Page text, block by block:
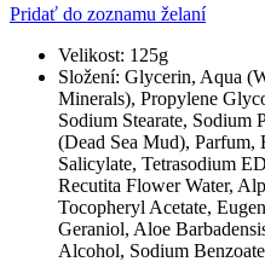
Pridať do zoznamu želaní
Velikost: 125g
Složení: Glycerin, Aqua
Minerals), Propylene
Sodium Stearate, Sodium
(Dead Sea Mud),
Salicylate, Tetrasodium
Recutita Flower Water,
Tocopheryl Acetate,
Geraniol, Aloe
Alcohol, Sodium